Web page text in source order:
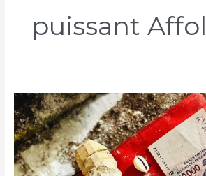
puissant